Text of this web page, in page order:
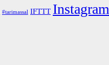
#tarimassal IFTTT Instagram